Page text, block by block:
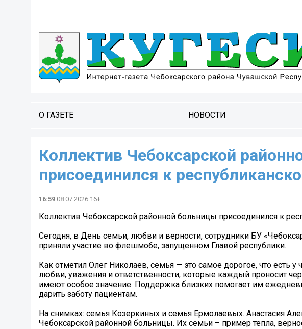
О ГАЗЕТЕ НОВОСТИ
Коллектив Чебоксарской
присоединился к
16:59 08.07.2026 16+
Коллектив Чебоксарской районной больницы присоединился к
Сегодня, в День семьи, любви и верности, сотрудники БУ
приняли участие во флешмобе, запущенном Главой республики.
Как отметил Олег Николаев, семья — это самое дорогое, что есть
любви, уважения и ответственности, которые каждый проносит
имеют особое значение. Поддержка близких помогает им
дарить заботу пациентам.
️На снимках: семья Козеркиных и семья Ермолаевых. Анастасия
Чебоксарской районной больницы. Их семьи – пример тепла,